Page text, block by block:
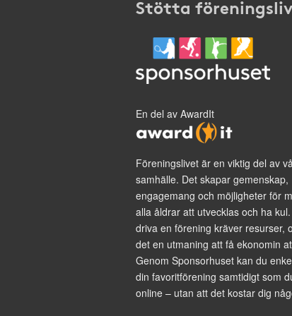
Stötta
En del av AwardIt
Föreningslivet är en viktig del av
samhälle. Det skapar gemenskap,
engagemang och möjligheter för
alla åldrar att utvecklas och ha
driva en förening kräver resurser,
det en utmaning att få ekonomin
Genom Sponsorhuset kan du
din favoritförening samtidigt som
online – utan att det kostar dig